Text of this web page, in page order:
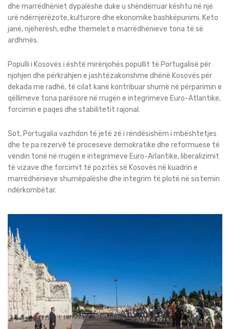
dhe marrëdhëniet dypalëshe duke u shëndërruar kështu në një
urë ndërnjerëzote, kulturore dhe ekonomike bashkëpunimi. Keto
janë, njëherësh, edhe themelet e marrëdhënieve tona të së
ardhmës.
Populli i Kosovës i është mirënjohës popullit të Portugalisë për
njohjen dhe përkrahjen e jashtëzakonshme dhënë Kosovës për
dekada me radhë, të cilat kanë kontribuar shumë në përparimin e
qëllimeve tona parësore në rrugën e integrimeve Euro-Atlantike,
forcimin e paqes dhe stabilitetit rajonal.
Sot, Portugalia vazhdon të jetë zë i rëndësishëm i mbështetjes
dhe te pa rezervē të proceseve demokratike dhe reformuese të
vendin tonë në rrugën e integrimeve Euro-Arlantike, liberalizimit
të vizave dhe forcimit të pozitës së Kosovës në kuadrin e
marrëdhënieve shumëpalëshe dhe integrim të plotë në sistemin
ndërkombëtar.